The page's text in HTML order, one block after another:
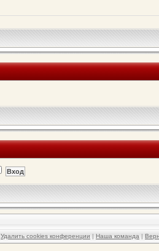
Удалить cookies конференции | Наша команда |